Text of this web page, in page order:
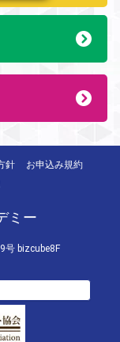
針
お申込み規約
ミー
号 bizcube8F